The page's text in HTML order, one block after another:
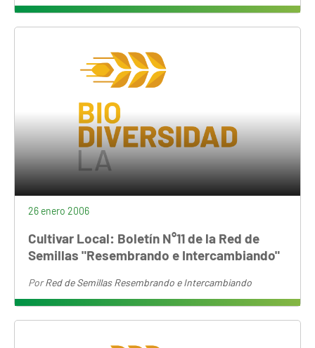
26 enero 2006
Cultivar Local: Boletín N°11 de la Red de
Semillas "Resembrando e Intercambiando"
PorRed de Semillas Resembrando e Intercambiando